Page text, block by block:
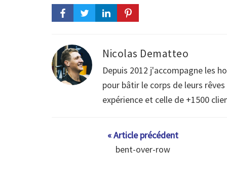
Nicolas Dematteo
Depuis 2012 j'accompagne les
pour bâtir le corps de leurs
expérience et celle de +1500
« Article précédent
bent-over-row